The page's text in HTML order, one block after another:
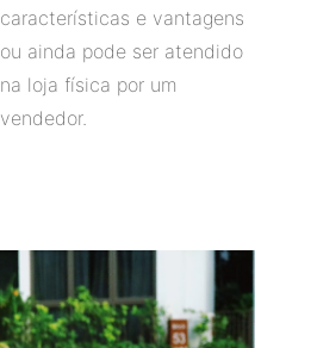
características e vantagens
ou ainda pode ser atendido
na loja física por um
vendedor.